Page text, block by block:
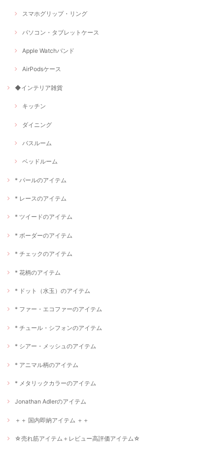
スマホグリップ・リング
パソコン・タブレットケース
Apple Watchバンド
AirPodsケース
◆インテリア雑貨
キッチン
ダイニング
バスルーム
ベッドルーム
* パールのアイテム
* レースのアイテム
* ツイードのアイテム
* ボーダーのアイテム
* チェックのアイテム
* 花柄のアイテム
* ドット（水玉）のアイテム
* ファー・エコファーのアイテム
* チュール・シフォンのアイテム
* シアー・メッシュのアイテム
* アニマル柄のアイテム
* メタリックカラーのアイテム
Jonathan Adlerのアイテム
＋＋ 国内即納アイテム ＋＋
☆売れ筋アイテム＋レビュー高評価アイテム☆